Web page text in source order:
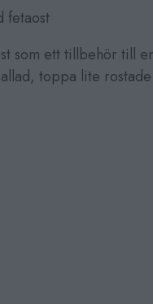
fetaost
som ett tillbehör till
toppa lite